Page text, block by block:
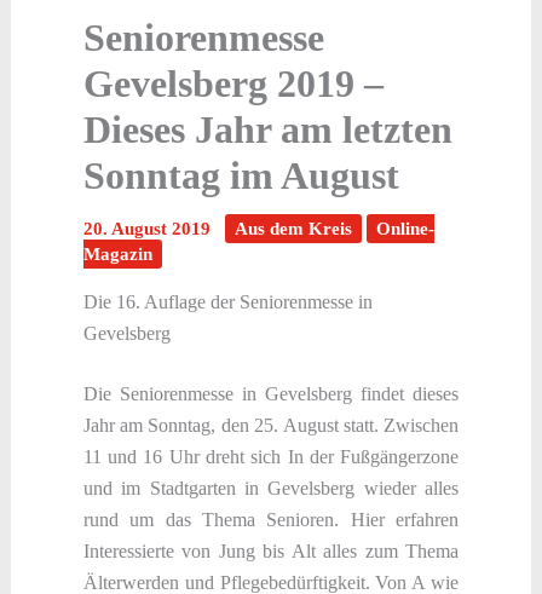
Seniorenmesse
Gevelsberg 2019 –
Dieses Jahr am letzten
Sonntag im August
20. August 2019 Aus dem Kreis
Online-
Magazin
Die 16. Auflage der Seniorenmesse in
Gevelsberg
Die Seniorenmesse in Gevelsberg findet dieses
Jahr am Sonntag, den 25. August statt. Zwischen
11 und 16 Uhr dreht sich In der Fußgängerzone
und im Stadtgarten in Gevelsberg wieder alles
rund um das Thema Senioren. Hier erfahren
Interessierte von Jung bis Alt alles zum Thema
Älterwerden und Pflegebedürftigkeit. Von A wie